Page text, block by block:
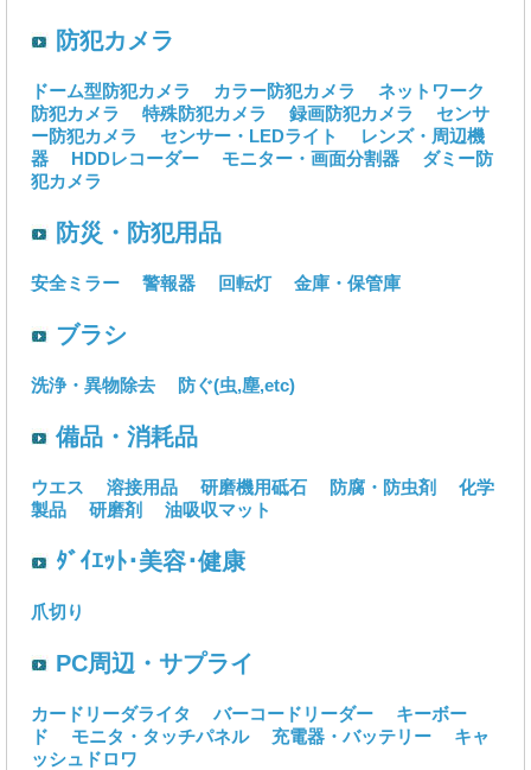
防犯カメラ
ドーム型防犯カメラ カラー防犯カメラ
ネットワーク
防犯カメラ
特殊防犯カメラ 録画防犯カメラ
センサ
ー防犯カメラ
センサー・LEDライト
レンズ・周辺機
器
HDDレコーダー モニター・画面分割器
ダミー防
犯カメラ
防災・防犯用品
安全ミラー 警報器 回転灯 金庫・保管庫
ブラシ
洗浄・異物除去 防ぐ(虫,塵,etc)
備品・消耗品
ウエス 溶接用品 研磨機用砥石 防腐・防虫剤
化学
製品
研磨剤 油吸収マット
ﾀﾞｲｴｯﾄ･美容･健康
爪切り
PC周辺・サプライ
カードリーダライタ バーコードリーダー
キーボー
ド
モニタ・タッチパネル 充電器・バッテリー
キャ
ッシュドロワ